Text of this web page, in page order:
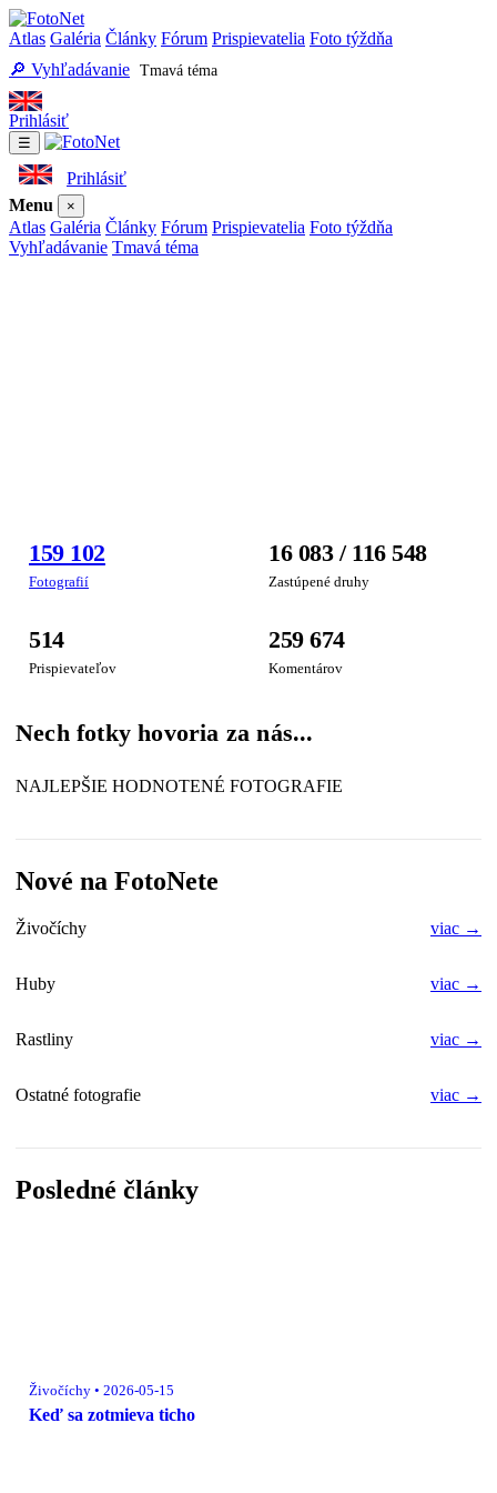
Atlas Galéria Články Fórum Prispievatelia Foto týždňa
🔎 Vyhľadávanie Tmavá téma
Prihlásiť
☰
Prihlásiť
Menu
×
Atlas Galéria Články Fórum Prispievatelia Foto týždňa
Vyhľadávanie Tmavá téma
FOTOGRAFIA
TÝŽDŇA
159 102
Fotografií
16 083 / 116 548
Zastúpené druhy
514
Prispievateľov
259 674
Komentárov
Nech fotky hovoria za nás...
NAJLEPŠIE HODNOTENÉ FOTOGRAFIE
Nové na FotoNete
Živočíchy viac →
Huby viac →
Rastliny viac →
Ostatné fotografie viac →
Posledné články
Živočíchy • 2026-05-15
Keď sa zotmieva ticho